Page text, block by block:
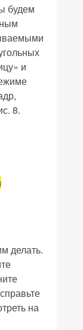
будем
и
8.
делать.
на